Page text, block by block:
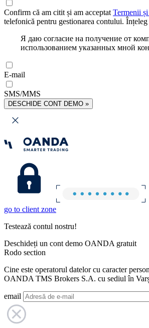
Confirm că am citit și am acceptat Termenii
telefonică pentru gestionarea contului.
Я даю согласие на получение от
использованием указанных мной
E-mail
SMS/MMS
DESCHIDE CONT DEMO »
go to client zone
Testează contul nostru!
Deschideți un cont demo OANDA gratuit
Rodo section
Cine este operatorul datelor cu caracter
OANDA TMS Brokers S.A. cu sediul în
email